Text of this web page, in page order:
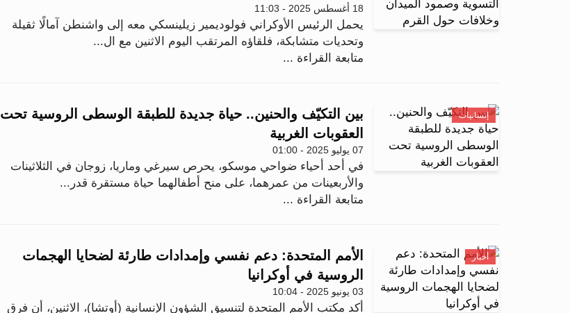
18 أغسطس 2025 - 11:03
يحمل الرئيس الأوكراني فولوديمير زيلينسكي معه إلى واشنطن آمالًا ثقيلة
وتحديات متشابكة، فلقاؤه المرتقب اليوم الاثنين مع ال...
متابعة القراءة ...
إنسانيات
بين التكيّف والحنين.. حياة جديدة للطبقة الوسطى الروسية تحت
العقوبات الغربية
07 يوليو 2025 - 01:00
في أحد أحياء ضواحي موسكو، يحرص سيرغي وماريا، زوجان في الثلاثينات
والأربعينات من عمرهما، على منح أطفالهما حياة مستقرة قدر...
متابعة القراءة ...
أخبار
الأمم المتحدة: دعم نفسي وإمدادات طارئة لضحايا الهجمات
الروسية في أوكرانيا
03 يونيو 2025 - 10:04
أكد مكتب الأمم المتحدة لتنسيق الشؤون الإنسانية (أوتشا)، الاثنين، أن فرق